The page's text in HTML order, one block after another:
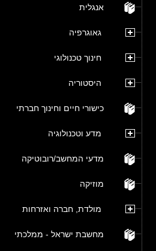
אנגלית
גאוגרפיה
חינוך טכנולוגי
היסטוריה
כישורי חיים וחינוך חברתי
מדע וטכנולוגיה
מדעי המחשב/רובוטיקה
מוזיקה
מולדת, חברה ואזרחות
מחשבת ישראל - ממלכתי